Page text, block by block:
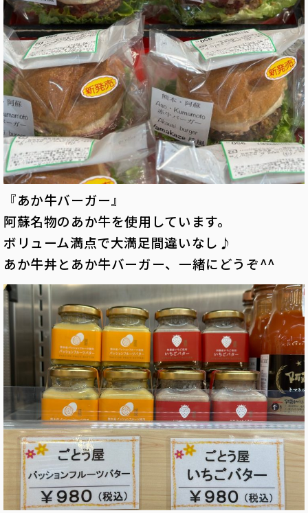
『あか牛バーガー』
阿蘇名物のあか牛を使用しています。
ボリューム満点で大満足間違いなし♪
あか牛丼とあか牛バーガー、一緒にどうぞ^^